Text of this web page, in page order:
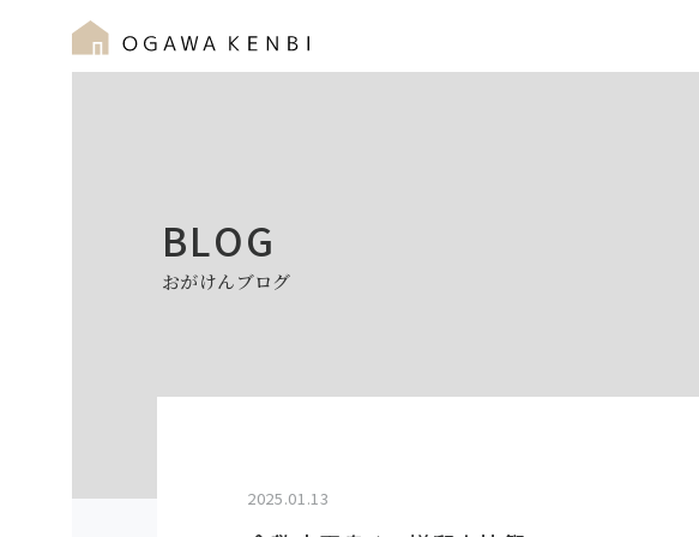
BLOG
おがけんブログ
2025.01.13